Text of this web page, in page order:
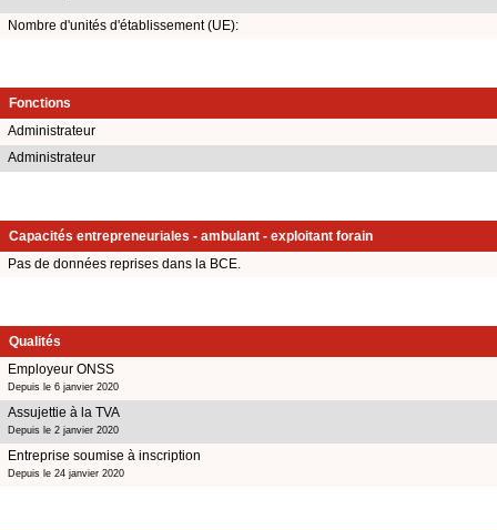
Nombre d'unités d'établissement (UE):
Fonctions
Administrateur
Administrateur
Capacités entrepreneuriales - ambulant - exploitant forain
Pas de données reprises dans la BCE.
Qualités
Employeur ONSS
Depuis le 6 janvier 2020
Assujettie à la TVA
Depuis le 2 janvier 2020
Entreprise soumise à inscription
Depuis le 24 janvier 2020